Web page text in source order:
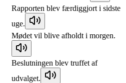
Rapporten blev færdiggjort i sidste
uge.
Mødet vil blive afholdt i morgen.
Beslutningen blev truffet af
udvalget.